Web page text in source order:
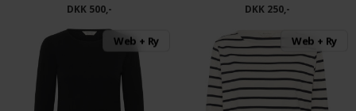
DKK 500,-
DKK 250,-
Web + Ry Web + Ry